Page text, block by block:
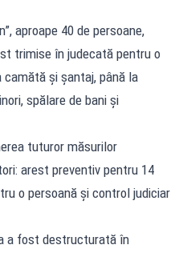
aproape 40 de persoane,
trimise în judecată pentru o
și șantaj, până la
spălare de bani și
tuturor măsurilor
arest preventiv pentru 14
o persoană și control judiciar
a fost destructurată în